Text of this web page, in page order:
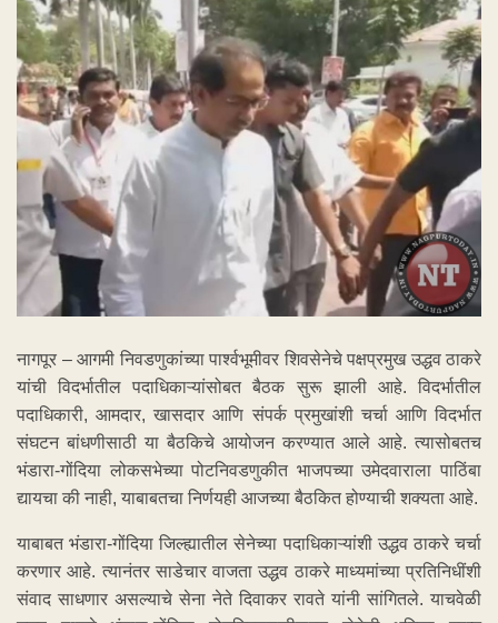
नागपूर – आगमी निवडणुकांच्या पार्श्वभूमीवर शिवसेनेचे पक्षप्रमुख उद्धव ठाकरे
यांची विदर्भातील पदाधिकाऱ्यांसोबत बैठक सुरू झाली आहे. विदर्भातील
पदाधिकारी, आमदार, खासदार आणि संपर्क प्रमुखांशी चर्चा आणि विदर्भात
संघटन बांधणीसाठी या बैठकिचे आयोजन करण्यात आले आहे. त्यासोबतच
भंडारा-गोंदिया लोकसभेच्या पोटनिवडणुकीत भाजपच्या उमेदवाराला पाठिंबा
द्यायचा की नाही, याबाबतचा निर्णयही आजच्या बैठकित होण्याची शक्यता आहे.
याबाबत भंडारा-गोंदिया जिल्ह्यातील सेनेच्या पदाधिकाऱ्यांशी उद्धव ठाकरे चर्चा
करणार आहे. त्यानंतर साडेचार वाजता उद्धव ठाकरे माध्यमांच्या प्रतिनिधींशी
संवाद साधणार असल्याचे सेना नेते दिवाकर रावते यांनी सांगितले. याचवेळी